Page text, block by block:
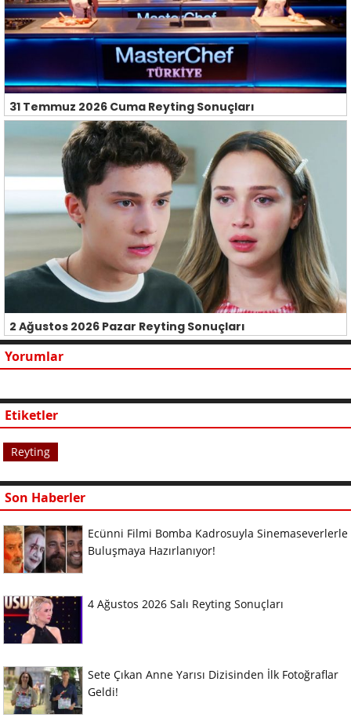
31 Temmuz 2026 Cuma Reyting Sonuçları
2 Ağustos 2026 Pazar Reyting Sonuçları
Yorumlar
Etiketler
Reyting
Son Haberler
Ecünni Filmi Bomba Kadrosuyla Sinemaseverlerle
Buluşmaya Hazırlanıyor!
4 Ağustos 2026 Salı Reyting Sonuçları
Sete Çıkan Anne Yarısı Dizisinden İlk Fotoğraflar
Geldi!